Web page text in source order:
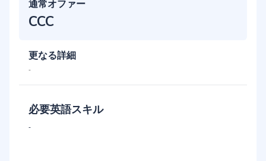
通常オファー
CCC
更なる詳細
-
必要英語スキル
-